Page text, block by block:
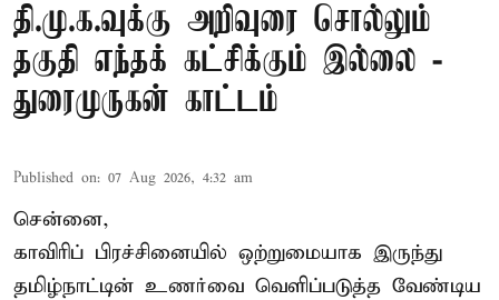
தி.மு.க.வுக்கு அறிவுரை சொல்லும்
தகுதி எந்தக் கட்சிக்கும் இல்லை -
துரைமுருகன் காட்டம்
Published on: 07 Aug 2026, 4:32 am
சென்னை,
காவிரிப் பிரச்சினையில் ஒற்றுமையாக இருந்து
தமிழ்நாட்டின் உணர்வை வெளிப்படுத்த வேண்டிய